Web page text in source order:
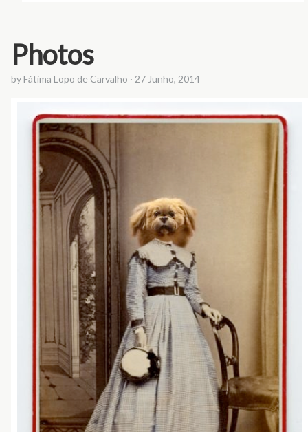
Photos
byFátima Lopo de Carvalho · 27 Junho, 2014